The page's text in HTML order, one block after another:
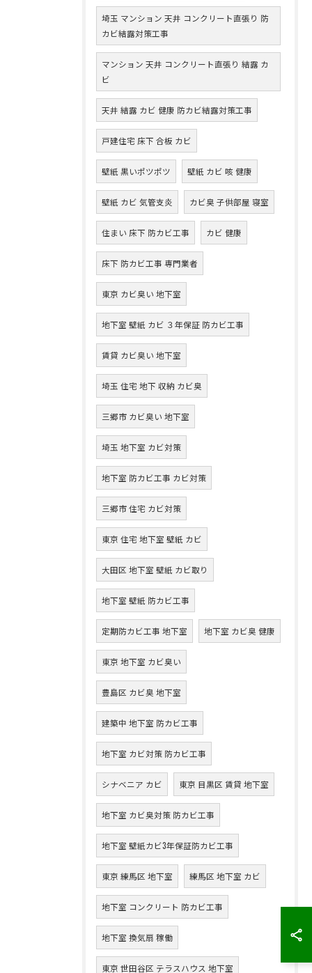
埼玉 マンション 天井 コンクリート直張り 防
カビ結露対策工事
マンション 天井 コンクリート直張り 結露 カ
ビ
天井 結露 カビ 健康 防カビ結露対策工事
戸建住宅 床下 合板 カビ
壁紙 黒いポツポツ 壁紙 カビ 咳 健康
壁紙 カビ 気管支炎 カビ臭 子供部屋 寝室
住まい 床下 防カビ工事 カビ 健康
床下 防カビ工事 専門業者
東京 カビ臭い 地下室
地下室 壁紙 カビ ３年保証 防カビ工事
賃貸 カビ臭い 地下室
埼玉 住宅 地下 収納 カビ臭
三郷市 カビ臭い 地下室
埼玉 地下室 カビ対策
地下室 防カビ工事 カビ対策
三郷市 住宅 カビ対策
東京 住宅 地下室 壁紙 カビ
大田区 地下室 壁紙 カビ取り
地下室 壁紙 防カビ工事
定期防カビ工事 地下室 地下室 カビ臭 健康
東京 地下室 カビ臭い
豊島区 カビ臭 地下室
建築中 地下室 防カビ工事
地下室 カビ対策 防カビ工事
シナベニア カビ 東京 目黒区 賃貸 地下室
地下室 カビ臭対策 防カビ工事
地下室 壁紙カビ3年保証防カビ工事
東京 練馬区 地下室 練馬区 地下室 カビ
地下室 コンクリート 防カビ工事
地下室 換気扇 稼働
東京 世田谷区 テラスハウス 地下室